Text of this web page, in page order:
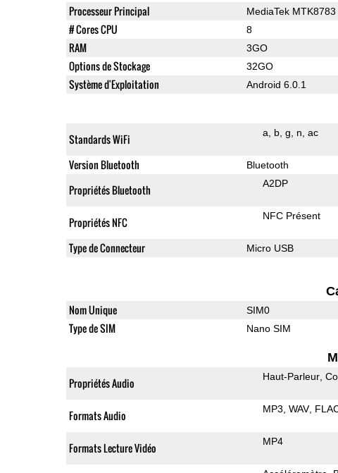
Processeur Principal MediaTek MTK8783
# Cores CPU 8
RAM 3GO
Options de Stockage 32GO
Système d'Exploitation Android 6.0.1
Standards WiFi a b g n ac
Version Bluetooth Bluetooth
Propriétés Bluetooth A2DP
Propriétés NFC NFC Présent
Type de Connecteur Micro USB
Nom Unique SIM0
Type de SIM Nano SIM
Propriétés Audio Haut-Parleur
Formats Audio MP3 WAV
Formats Lecture Vidéo MP4